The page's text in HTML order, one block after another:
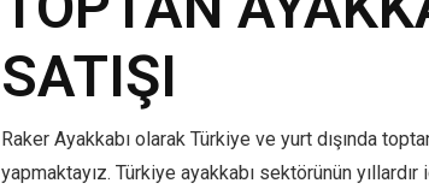
SATIŞI
Raker Ayakkabı olarak Türkiye ve yurt dışında
yapmaktayız. Türkiye ayakkabı sektörünün